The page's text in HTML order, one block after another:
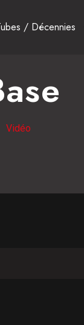
/ Décennies
Vidéo